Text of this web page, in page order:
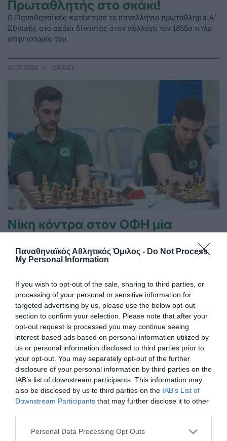
Παναθηναϊκός Αθλητικός Όμιλος - Do Not Process
My Personal Information
If you wish to opt-out of the sale, sharing to third parties, or
processing of your personal or sensitive information for
targeted advertising by us, please use the below opt-out
section to confirm your selection. Please note that after your
opt-out request is processed you may continue seeing
interest-based ads based on personal information utilized by
us or personal information disclosed to third parties prior to
your opt-out. You may separately opt-out of the further
disclosure of your personal information by third parties on the
IAB’s list of downstream participants. This information may
also be disclosed by us to third parties on the IAB’s List of
Downstream Participants that may further disclose it to other
Please note that this website/app uses one or more Google
Personal Data Processing Opt Outs
Πρωταθλητής στο σκάκι!
Ο Παναθηναϊκός κατέκτησε το πανελλήνιο πρωτάθλημα Α'
Εθνικής στο σκάκι δίνοντας στον σύλλογο τον 1865ο τίτλο
στην ιστορία του.
10.07.2026 ΣΚΑΚΙ
Νίκη κόντρα στον ΟΦΗ μία
Ο Παναθηναϊκός νίκησε τον ΟΦΗ την έκτη αγωνιστική της
Α Εθνικής στο σκάκι.
09.07.2026 ΣΚΑΚΙ